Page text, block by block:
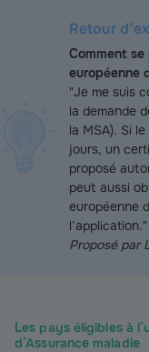
Retour
Comment
européenne
"Je me suis
la demande
la MSA). Si
jours, un
proposé
peut aussi
européenne
l’application."
Proposé par
Les pays éligibles à
d’Assurance maladie